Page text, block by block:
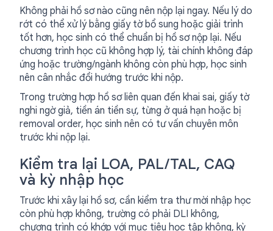
Không phải hồ sơ nào cũng nên nộp lại ngay. Nếu lý do
rớt có thể xử lý bằng giấy tờ bổ sung hoặc giải trình
tốt hơn, học sinh có thể chuẩn bị hồ sơ nộp lại. Nếu
chương trình học cũ không hợp lý, tài chính không đáp
ứng hoặc trường/ngành không còn phù hợp, học sinh
nên cân nhắc đổi hướng trước khi nộp.
Trong trường hợp hồ sơ liên quan đến khai sai, giấy tờ
nghi ngờ giả, tiền án tiền sự, từng ở quá hạn hoặc bị
removal order, học sinh nên có tư vấn chuyên môn
trước khi nộp lại.
Kiểm tra lại LOA, PAL/TAL, CAQ
và kỳ nhập học
Trước khi xây lại hồ sơ, cần kiểm tra thư mời nhập học
còn phù hợp không, trường có phải DLI không,
chương trình có khớp với mục tiêu học tập không, kỳ